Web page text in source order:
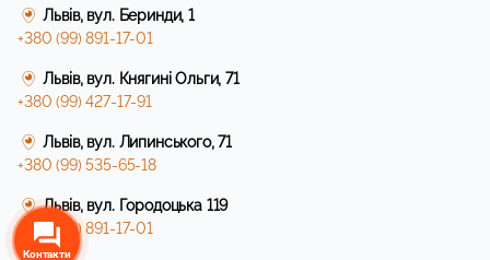
Львів, вул. Беринди, 1
+380 (99) 891-17-01
Львів, вул. Княгині Ольги, 71
+380 (99) 427-17-91
Львів, вул. Липинського, 71
+380 (99) 535-65-18
Львів, вул. Городоцька 119
+380 (99) 891-17-01
Контакти